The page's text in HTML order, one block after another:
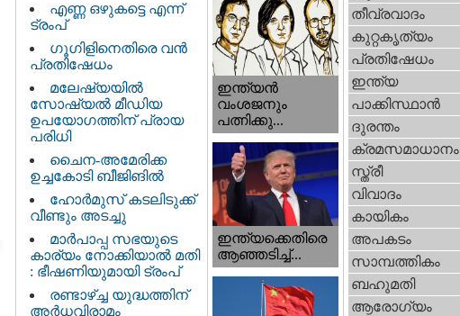
എണ്ണ ഒഴുകട്ടെ എന്ന്
ട്രംപ്
ഗൂഗിളിനെതിരെ വൻ
പ്രതിഷേധം
മലേഷ്യയിൽ
സോഷ്യൽ മീഡിയ
ഉപയോഗത്തിന് പ്രായ
പരിധി
ചൈന-അമേരിക്ക
ഉച്ചകോടി ബീജിങിൽ
ഹോര്‍മുസ് കടലിടുക്ക്
വീണ്ടും അടച്ചു
മാർപാപ്പ സഭയുടെ
കാര്യം നോക്കിയാൽ മതി
: ഭീഷണിയുമായി ട്രംപ്
രണ്ടാഴ്ച്ച യുദ്ധത്തിന്
അർധവിരാമം
ഇന്ത്യൻ
വംശജനും
പത്നിക്കു...
ഇന്ത്യക്കെതിരെ
ആഞ്ഞടിച്ച്...
തീവ്രവാദം
കുറ്റകൃത്യം
പ്രതിഷേധം
ഇന്ത്യ
പാക്കിസ്ഥാന്‍
ദുരന്തം
ക്രമസമാധാനം
സ്ത്രീ
വിവാദം
കായികം
അപകടം
സാമ്പത്തികം
ബഹുമതി
ആരോഗ്യം